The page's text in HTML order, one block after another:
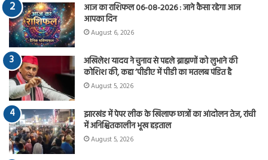
आज का राशिफल 06-08-2026 : जाने कैसा रहेगा आज
आपका दिन
August 6, 2026
अखिलेश यादव ने चुनाव से पहले ब्राह्मणों को लुभाने की
कोशिश की, कहा ‘पीडीए में पीडी का मतलब पंडित है
August 5, 2026
झारखंड में पेपर लीक के खिलाफ छात्रों का आंदोलन तेज, रांची
में अनिश्चितकालीन भूख हड़ताल
August 5, 2026